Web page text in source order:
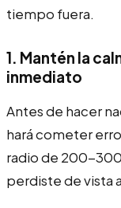
tiempo fuera.
1. Mantén la
inmediato
Antes de hacer
hará cometer
radio de 200-
perdiste de vista